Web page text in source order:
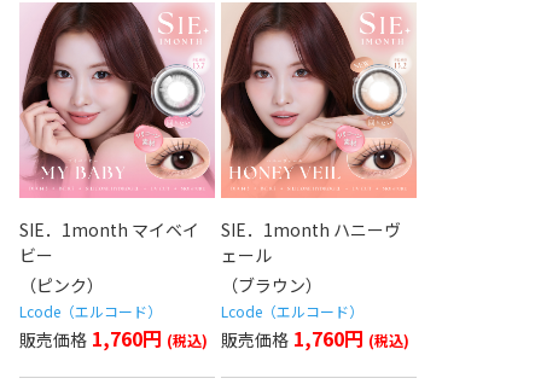
SIE．1month マイベイ
ビー
（ピンク）
Lcode（エルコード）
1,760円
SIE．1month ハニーヴ
ェール
（ブラウン）
Lcode（エルコード）
1,760円